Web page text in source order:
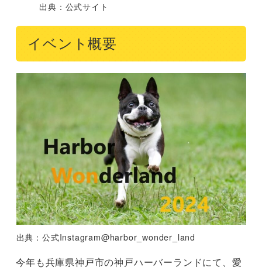
出典：公式サイト
イベント概要
出典：公式Instagram@harbor_wonder_land
今年も兵庫県神戸市の神戸ハーバーランドにて、愛